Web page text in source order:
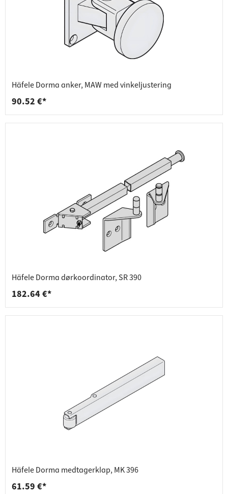
Häfele Dorma anker, MAW med vinkeljustering
90.52 €*
Häfele Dorma dørkoordinator, SR 390
182.64 €*
Häfele Dorma medtagerklap, MK 396
61.59 €*